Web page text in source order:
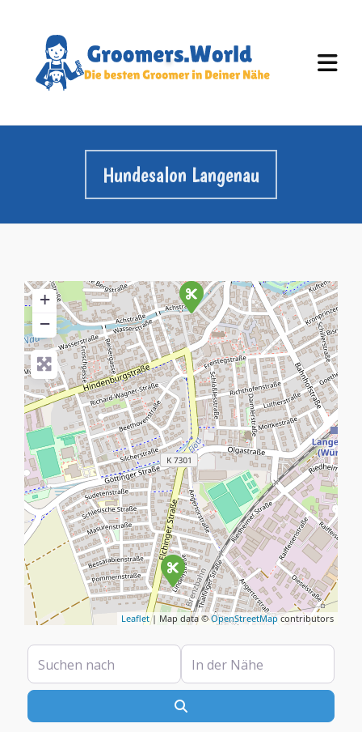
Hundesalon Langenau
+
−
Leaflet| Map data ©OpenStreetMapcontributors
Suchen nach In der Nähe